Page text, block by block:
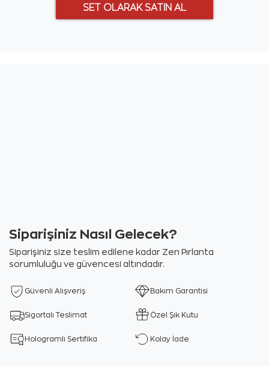
Siparişiniz Nasıl Gelecek?
Siparişiniz size teslim edilene kadar Zen Pırlanta
sorumluluğu ve güvencesi altındadır.
Güvenli Alışveriş Bakım Garantisi
Sigortalı Teslimat Özel Şık Kutu
Hologramlı Sertifika Kolay İade